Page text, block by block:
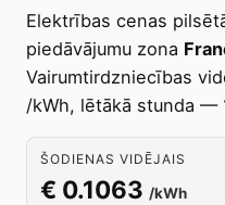
Elektrības cenas
piedāvājumu zona
Vairumtirdzniecības
/kWh, lētākā stunda —
ŠODIENAS VIDĒJAIS
€ 0.1063 /kWh